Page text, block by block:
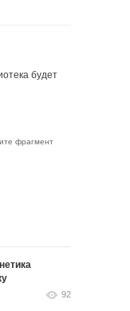
будет
фрагмент
92